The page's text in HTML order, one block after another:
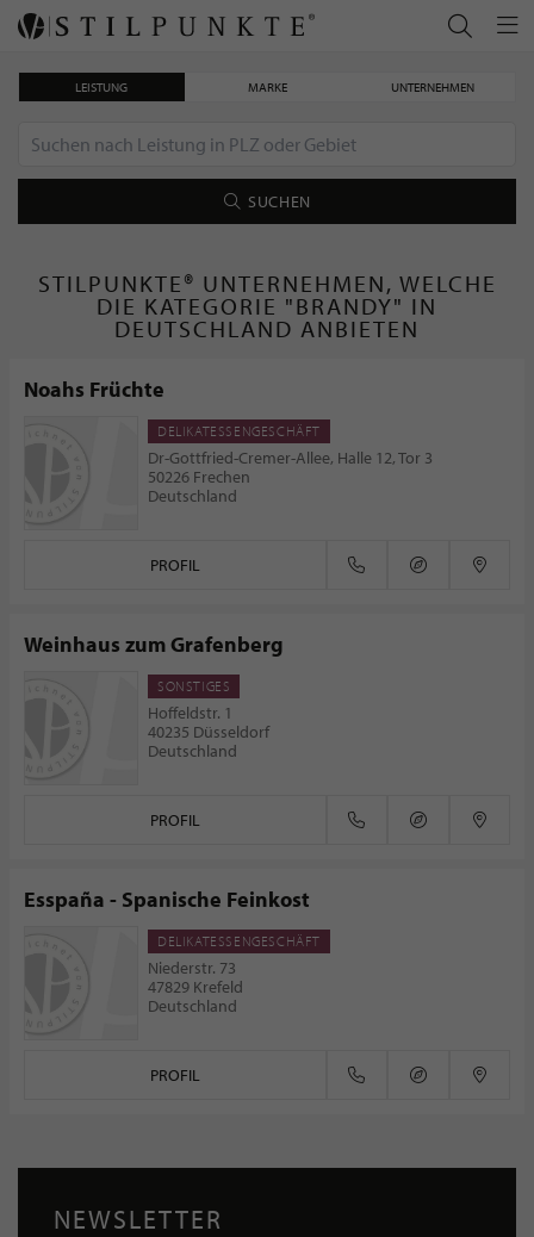
LEISTUNG MARKE UNTERNEHMEN
SUCHEN
STILPUNKTE® UNTERNEHMEN, WELCHE
DIE KATEGORIE "BRANDY" IN
DEUTSCHLAND ANBIETEN
Noahs Früchte
DELIKATESSENGESCHÄFT
Dr-Gottfried-Cremer-Allee, Halle 12, Tor 3
50226 Frechen
Deutschland
PROFIL
Weinhaus zum Grafenberg
SONSTIGES
Hoffeldstr. 1
40235 Düsseldorf
Deutschland
PROFIL
Esspaña - Spanische Feinkost
DELIKATESSENGESCHÄFT
Niederstr. 73
47829 Krefeld
Deutschland
PROFIL
NEWSLETTER